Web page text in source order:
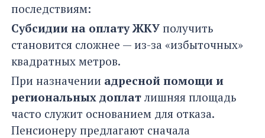
последствиям:
Субсидии на оплату ЖКУ получить
становится сложнее — из-за «избыточных»
квадратных метров.
При назначении адресной помощи и
региональных доплат лишняя площадь
часто служит основанием для отказа.
Пенсионеру предлагают сначала